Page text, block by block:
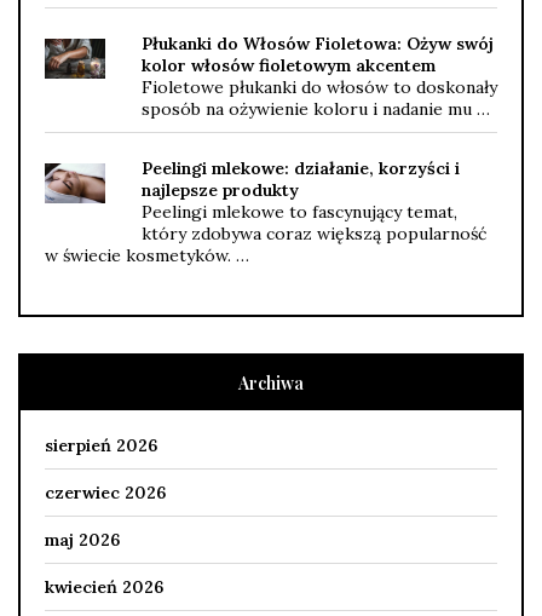
Płukanki do Włosów Fioletowa: Ożyw swój
kolor włosów fioletowym akcentem
Fioletowe płukanki do włosów to doskonały
sposób na ożywienie koloru i nadanie mu …
Peelingi mlekowe: działanie, korzyści i
najlepsze produkty
Peelingi mlekowe to fascynujący temat,
który zdobywa coraz większą popularność
w świecie kosmetyków. …
Archiwa
sierpień 2026
czerwiec 2026
maj 2026
kwiecień 2026